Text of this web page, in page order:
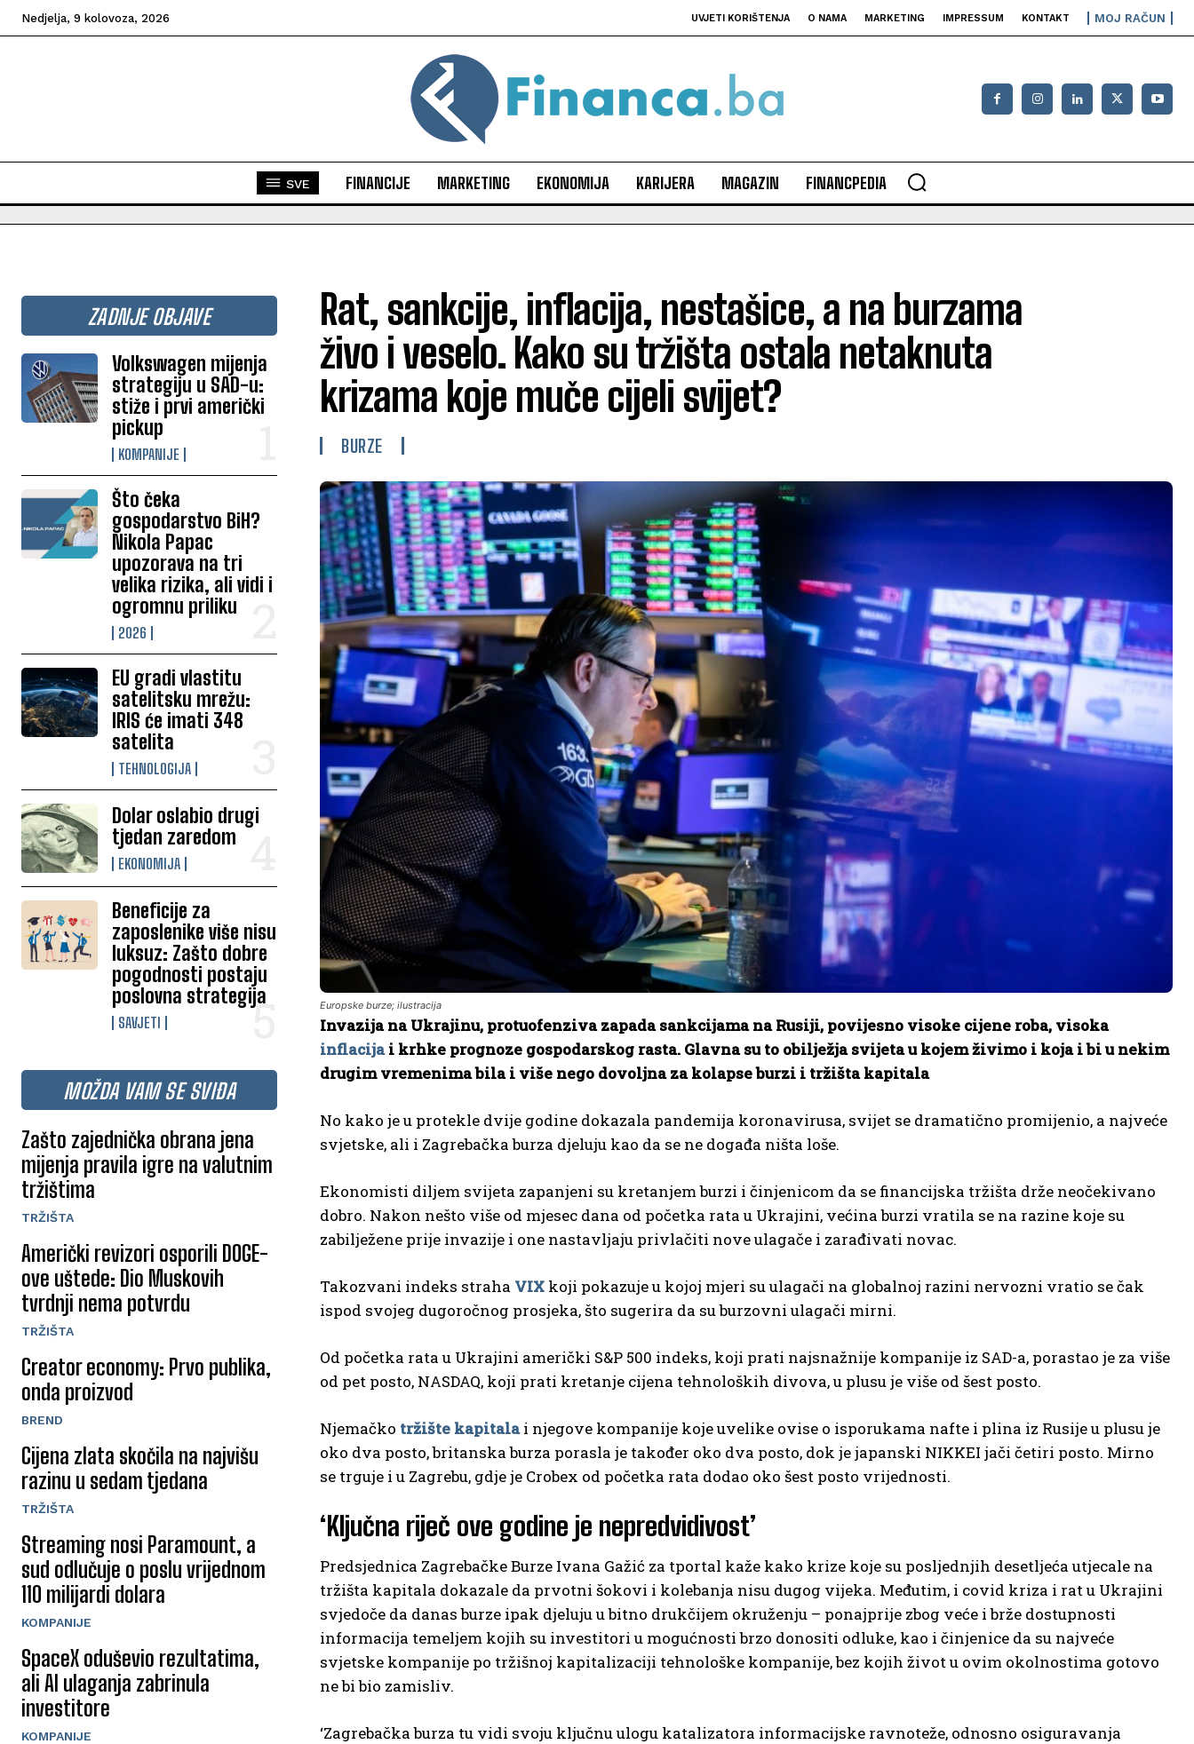
Nedjelja, 9 kolovoza, 2026 UVJETI KORIŠTENJA O NAMA MARKETING IMPRESSUM KONTAKT MOJ RAČUN
SVE FINANCIJE MARKETING EKONOMIJA KARIJERA MAGAZIN FINANCPEDIA
ZADNJE OBJAVE
Volkswagen mijenja
strategiju u SAD-u:
stiže i prvi američki
pickup
KOMPANIJE
Što čeka
gospodarstvo BiH?
Nikola Papac
upozorava na tri
velika rizika, ali vidi i
ogromnu priliku
2026
EU gradi vlastitu
satelitsku mrežu:
IRIS će imati 348
satelita
TEHNOLOGIJA
Dolar oslabio drugi
tjedan zaredom
EKONOMIJA
Beneficije za
zaposlenike više nisu
luksuz: Zašto dobre
pogodnosti postaju
poslovna strategija
SAVJETI
MOŽDA VAM SE SVIĐA
Zašto zajednička obrana jena
mijenja pravila igre na valutnim
tržištima
TRŽIŠTA
Američki revizori osporili DOGE-
ove uštede: Dio Muskovih
tvrdnji nema potvrdu
TRŽIŠTA
Creator economy: Prvo publika,
onda proizvod
BREND
Cijena zlata skočila na najvišu
razinu u sedam tjedana
TRŽIŠTA
Streaming nosi Paramount, a
sud odlučuje o poslu vrijednom
110 milijardi dolara
KOMPANIJE
SpaceX oduševio rezultatima,
ali AI ulaganja zabrinula
investitore
KOMPANIJE
Rat, sankcije, inflacija, nestašice, a na burzama
živo i veselo. Kako su tržišta ostala netaknuta
krizama koje muče cijeli svijet?
BURZE
Europske burze; ilustracija
Invazija na Ukrajinu, protuofenziva zapada sankcijama na Rusiji, povijesno visoke cijene roba, visoka
inflacijai krhke prognoze gospodarskog rasta. Glavna su to obilježja svijeta u kojem živimo i koja i bi u nekim
drugim vremenima bila i više nego dovoljna za kolapse burzi i tržišta kapitala
No kako je u protekle dvije godine dokazala pandemija koronavirusa, svijet se dramatično promijenio, a najveće
svjetske, ali i Zagrebačka burza djeluju kao da se ne događa ništa loše.
Ekonomisti diljem svijeta zapanjeni su kretanjem burzi i činjenicom da se financijska tržišta drže neočekivano
dobro. Nakon nešto više od mjesec dana od početka rata u Ukrajini, većina burzi vratila se na razine koje su
zabilježene prije invazije i one nastavljaju privlačiti nove ulagače i zarađivati novac.
Takozvani indeks straha VIX koji pokazuje u kojoj mjeri su ulagači na globalnoj razini nervozni vratio se čak
ispod svojeg dugoročnog prosjeka, što sugerira da su burzovni ulagači mirni.
Od početka rata u Ukrajini američki S&P 500 indeks, koji prati najsnažnije kompanije iz SAD-a, porastao je za više
od pet posto, NASDAQ, koji prati kretanje cijena tehnoloških divova, u plusu je više od šest posto.
Njemačko tržište kapitalai njegove kompanije koje uvelike ovise o isporukama nafte i plina iz Rusije u plusu je
oko dva posto, britanska burza porasla je također oko dva posto, dok je japanski NIKKEI jači četiri posto. Mirno
se trguje i u Zagrebu, gdje je Crobex od početka rata dodao oko šest posto vrijednosti.
‘Ključna riječ ove godine je nepredvidivost’
Predsjednica Zagrebačke Burze Ivana Gažić za tportal kaže kako krize koje su posljednjih desetljeća utjecale na
tržišta kapitala dokazale da prvotni šokovi i kolebanja nisu dugog vijeka. Međutim, i covid kriza i rat u Ukrajini
svjedoče da danas burze ipak djeluju u bitno drukčijem okruženju – ponajprije zbog veće i brže dostupnosti
informacija temeljem kojih su investitori u mogućnosti brzo donositi odluke, kao i činjenice da su najveće
svjetske kompanije po tržišnoj kapitalizaciji tehnološke kompanije, bez kojih život u ovim okolnostima gotovo
ne bi bio zamisliv.
‘Zagrebačka burza tu vidi svoju ključnu ulogu katalizatora informacijske ravnoteže, odnosno osiguravanja